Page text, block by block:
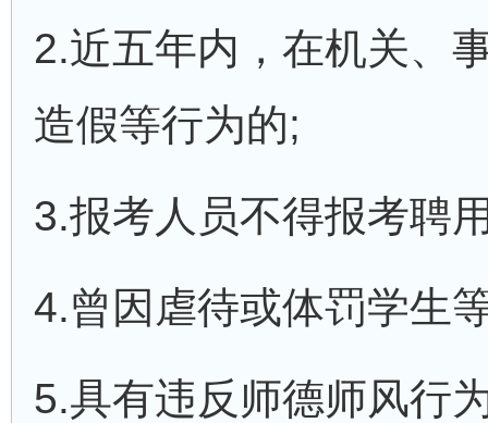
2.近五年内，在机关、
造假等行为的;
3.报考人员不得报考聘
4.曾因虐待或体罚学生
5.具有违反师德师风行